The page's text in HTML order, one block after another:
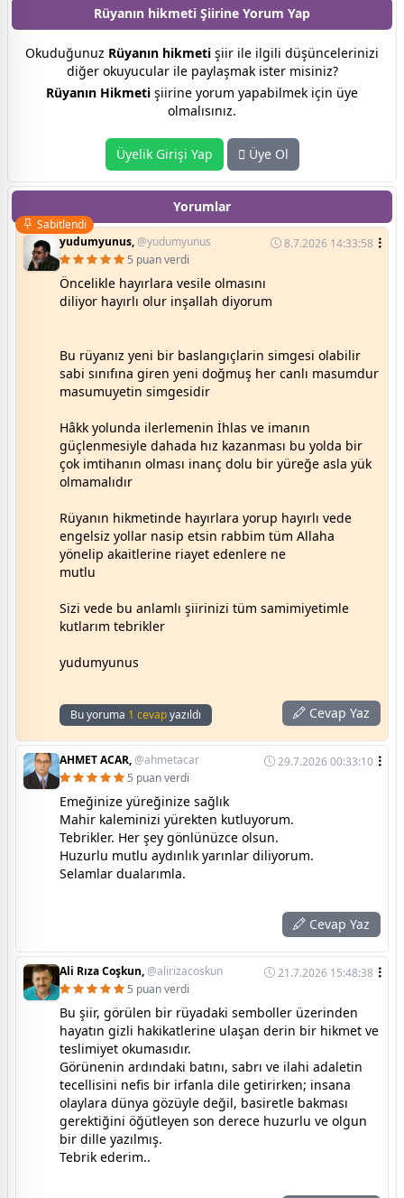
Rüyanın hikmeti Şiirine Yorum Yap
Okuduğunuz Rüyanın hikmeti şiir ile ilgili düşüncelerinizi
diğer okuyucular ile paylaşmak ister misiniz?
Rüyanın Hikmeti şiirine yorum yapabilmek için üye
olmalısınız.
Üyelik Girişi Yap Üye Ol
Yorumlar
Sabitlendi
yudumyunus,@yudumyunus
8.7.2026 14:33:58
5 puan verdi
Öncelikle hayırlara vesile olmasını
diliyor hayırlı olur inşallah diyorum
Bu rüyanız yeni bir baslangıçlarin simgesi olabilir
sabi sınıfına giren yeni doğmuş her canlı masumdur
masumuyetin simgesidir
Hâkk yolunda ilerlemenin İhlas ve imanın
güçlenmesiyle dahada hız kazanması bu yolda bir
çok imtihanın olması inanç dolu bir yüreğe asla yük
olmamalıdır
Rüyanın hikmetinde hayırlara yorup hayırlı vede
engelsiz yollar nasip etsin rabbim tüm Allaha
yönelip akaitlerine riayet edenlere ne
mutlu
Sizi vede bu anlamlı şiirinizi tüm samimiyetimle
kutlarım tebrikler
yudumyunus
Bu yoruma 1 cevapyazıldı Cevap Yaz
AHMET ACAR,@ahmetacar
29.7.2026 00:33:10
5 puan verdi
Emeğinize yüreğinize sağlık
Mahir kaleminizi yürekten kutluyorum.
Tebrikler. Her şey gönlünüzce olsun.
Huzurlu mutlu aydınlık yarınlar diliyorum.
Selamlar dualarımla.
Cevap Yaz
Ali Rıza Coşkun,@alirizacoskun
21.7.2026 15:48:38
5 puan verdi
Bu şiir, görülen bir rüyadaki semboller üzerinden
hayatın gizli hakikatlerine ulaşan derin bir hikmet ve
teslimiyet okumasıdır.
Görünenin ardındaki batını, sabrı ve ilahi adaletin
tecellisini nefis bir irfanla dile getirirken; insana
olaylara dünya gözüyle değil, basiretle bakması
gerektiğini öğütleyen son derece huzurlu ve olgun
bir dille yazılmış.
Tebrik ederim..